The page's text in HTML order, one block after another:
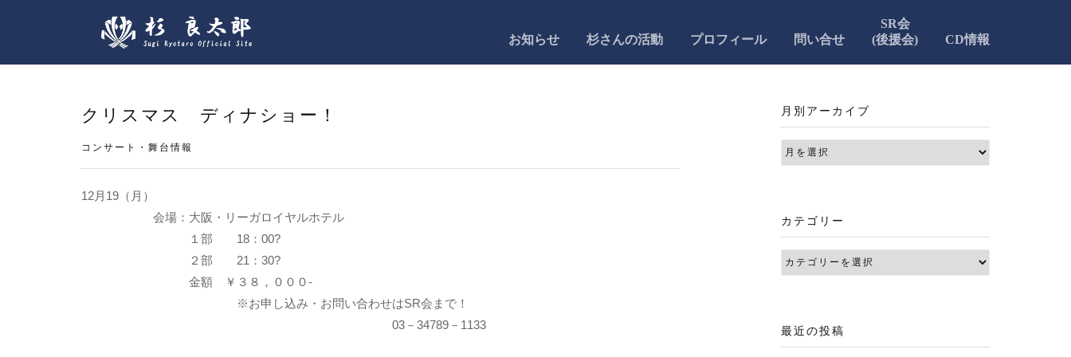
お知らせ 杉さんの活動 プロフィール 問い合せ
SR会
(後援会)
CD情報
クリスマス ディナショー！
コンサート・舞台情報
12月19（月）
会場：大阪・リーガロイヤルホテル
１部 18：00?
２部 21：30?
金額 ￥３８，０００-
※お申し込み・お問い合わせはSR会まで！
03－34789－1133
月別アーカイブ
カテゴリー
最近の投稿